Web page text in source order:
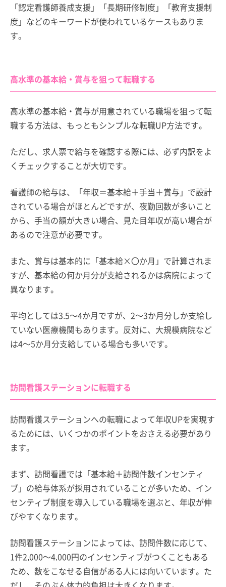
「認定看護師養成支援」「長期研修制度」「教育支援制
度」などのキーワードが使われているケースもありま
す。
高水準の基本給・賞与を狙って転職する
高水準の基本給・賞与が用意されている職場を狙って転
職する方法は、もっともシンプルな転職UP方法です。
ただし、求人票で給与を確認する際には、必ず内訳をよ
くチェックすることが大切です。
看護師の給与は、「年収＝基本給＋手当＋賞与」で設計
されている場合がほとんどですが、夜勤回数が多いこと
から、手当の額が大きい場合、見た目年収が高い場合が
あるので注意が必要です。
また、賞与は基本的に「基本給×〇か月」で計算されま
すが、基本給の何か月分が支給されるかは病院によって
異なります。
平均としては3.5～4か月ですが、2～3か月分しか支給し
ていない医療機関もあります。反対に、大規模病院など
は4～5か月分支給している場合も多いです。
訪問看護ステーションに転職する
訪問看護ステーションへの転職によって年収UPを実現す
るためには、いくつかのポイントをおさえる必要があり
ます。
まず、訪問看護では「基本給＋訪問件数インセンティ
ブ」の給与体系が採用されていることが多いため、イン
センティブ制度を導入している職場を選ぶと、年収が伸
びやすくなります。
訪問看護ステーションによっては、訪問件数に応じて、
1件2,000～4,000円のインセンティブがつくこともある
ため、数をこなせる自信がある人には向いています。た